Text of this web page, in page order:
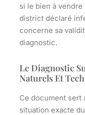
si le bien à
district déclaré
concerne sa
diagnostic.
Le Diagnostic
Naturels Et
Ce document
situation exacte